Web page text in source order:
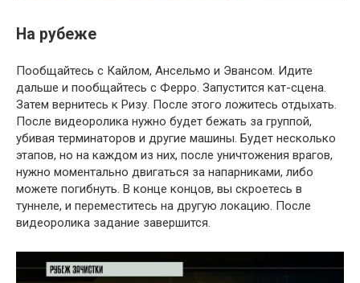
На рубеже
Пообщайтесь с Кайлом, Ансельмо и Эвансом. Идите
дальше и пообщайтесь с Ферро. Запустится кат-сцена.
Затем вернитесь к Ризу. После этого ложитесь отдыхать.
После видеоролика нужно будет бежать за группой,
убивая терминаторов и другие машины. Будет несколько
этапов, но на каждом из них, после уничтожения врагов,
нужно моментально двигаться за напарниками, либо
можете погибнуть. В конце концов, вы скроетесь в
туннеле, и переместитесь на другую локацию. После
видеоролика задание завершится.